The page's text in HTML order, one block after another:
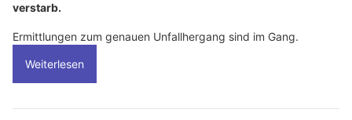
verstarb.
Ermittlungen zum genauen Unfallhergang sind im Gang.
Weiterlesen